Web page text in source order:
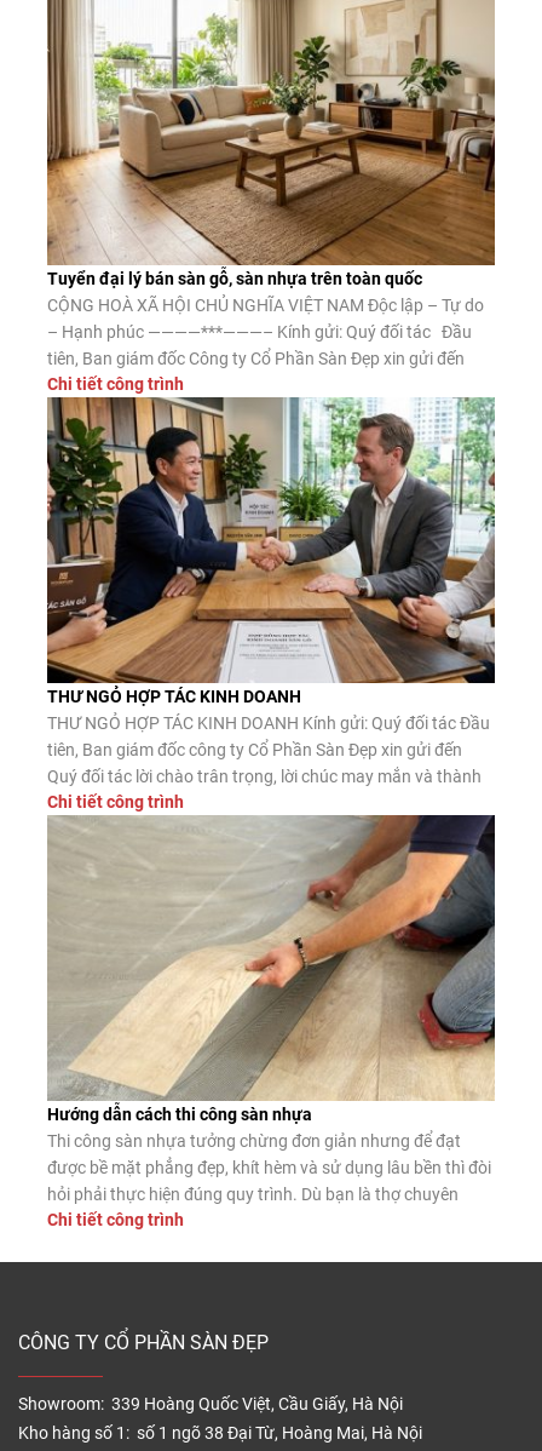
Tuyển đại lý bán sàn gỗ, sàn nhựa trên toàn quốc
CỘNG HOÀ XÃ HỘI CHỦ NGHĨA VIỆT NAM Độc lập – Tự do
– Hạnh phúc ————***———– Kính gửi: Quý đối tác Đầu
tiên, Ban giám đốc Công ty Cổ Phần Sàn Đẹp xin gửi đến
Quý đối tác lời chào trân trọng, lời chúc may mắn và thành
công. Công ty CP Sàn […]
Chi tiết công trình
THƯ NGỎ HỢP TÁC KINH DOANH
THƯ NGỎ HỢP TÁC KINH DOANH Kính gửi: Quý đối tác Đầu
tiên, Ban giám đốc công ty Cổ Phần Sàn Đẹp xin gửi đến
Quý đối tác lời chào trân trọng, lời chúc may mắn và thành
công. Công ty CP Sàn Đẹp là đơn vị nhập khẩu, phân phối
sàn gỗ công nghiệp, […]
Chi tiết công trình
Hướng dẫn cách thi công sàn nhựa
Thi công sàn nhựa tưởng chừng đơn giản nhưng để đạt
được bề mặt phẳng đẹp, khít hèm và sử dụng lâu bền thì đòi
hỏi phải thực hiện đúng quy trình. Dù bạn là thợ chuyên
nghiệp hay tự lát tại nhà, nắm vững các bước lắp đặt chuẩn
Chi tiết công trình
CÔNG TY CỔ PHẦN SÀN ĐẸP
Showroom: 339 Hoàng Quốc Việt, Cầu Giấy, Hà Nội
Kho hàng số 1: số 1 ngõ 38 Đại Từ, Hoàng Mai, Hà Nội